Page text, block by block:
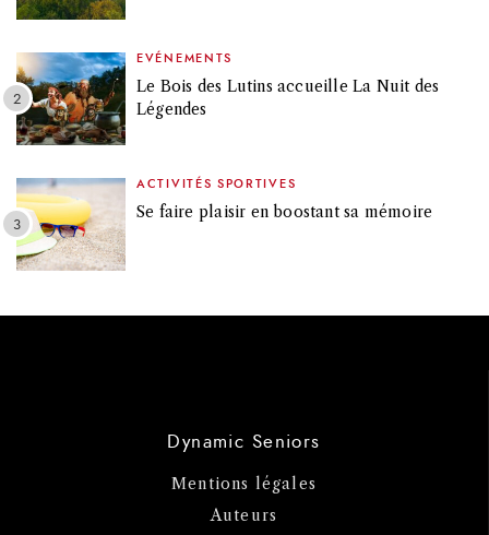
EVÉNEMENTS
Le Bois des Lutins accueille La Nuit des
Légendes
ACTIVITÉS SPORTIVES
Se faire plaisir en boostant sa mémoire
Dynamic Seniors
Mentions légales
Auteurs